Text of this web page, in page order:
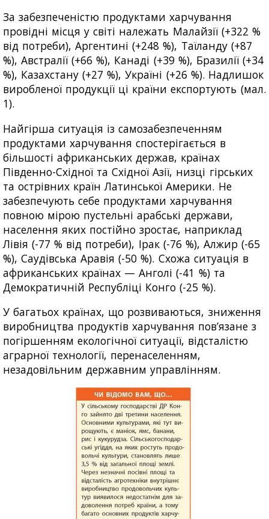
За забезпеченістю продуктами харчування
провідні місця у світі належать Малайзії (+322 %
від потреби), Аргентині (+248 %), Таїланду (+87
%), Австралії (+66 %), Канаді (+39 %), Бразилії (+34
%), Казахстану (+27 %), Україні (+26 %). Надлишок
виробленої продукції ці країни експортують (мал.
1).
Найгірша ситуація із самозабезпеченням
продуктами харчування спостерігається в
більшості африканських держав, країнах
Південно-Східної та Східної Азії, низці гірських
та острівних країн Латинської Америки. Не
забезпечують себе продуктами харчування
повною мірою пустельні арабські держави,
населення яких постійно зростає, наприклад
Лівія (-77 % від потреби), Ірак (-76 %), Алжир (-65
%), Саудівська Аравія (-50 %). Схожа ситуація в
африканських країнах — Анголі (-41 %) та
Демократичній Республіці Конго (-25 %).
У багатьох країнах, що розвиваються, зниження
виробництва продуктів харчування пов’язане з
погіршенням екологічної ситуації, відсталістю
аграрної технології, перенаселенням,
незадовільним державним управлінням.